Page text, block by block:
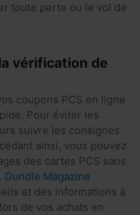
toute perte ou le vol de
vérification de
coupons PCS en ligne
Pour éviter les
suivre les consignes
ainsi, vous pouvez
des cartes PCS sans
Dundle Magazine
et des informations à
de vos achats en